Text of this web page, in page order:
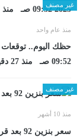
غير مصنف
منذ عام واحد
09:52 صـ منذ 27 دقيقة
غير مصنف
منذ 10 أشهر
سعر بنزين 92 بعد قرار تحريك أسعار المنتجات البترولية